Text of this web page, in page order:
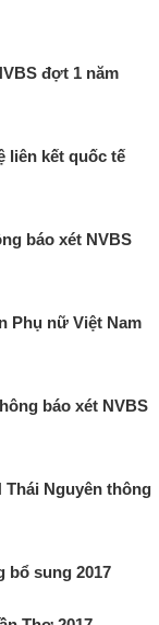
đợt 1 năm
liên kết quốc tế
báo xét NVBS
Phụ nữ Việt Nam
báo xét NVBS
Nguyên thông
bổ sung 2017